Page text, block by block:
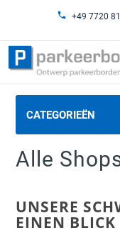
+49 7720
CATEGORIEËN
Alle
UNSERE
EINEN BLICK